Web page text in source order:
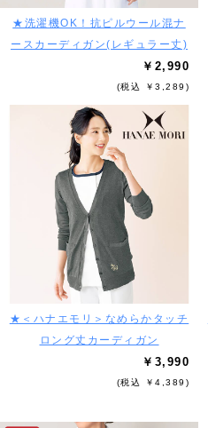
★洗濯機OK！抗ピルウール混ナ
ースカーディガン(レギュラー丈)
￥2,990
(税込 ￥3,289)
★＜ハナエモリ＞なめらかタッチ
ロング丈カーディガン
￥3,990
(税込 ￥4,389)